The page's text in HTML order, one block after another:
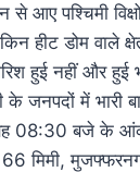
से आए पश्चिमी
हीट डोम वाले
हुई नहीं और हुई
के जनपदों में भारी
08:30 बजे के
66 मिमी,